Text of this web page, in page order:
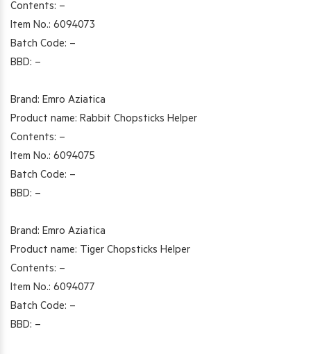
Contents: –
Item No.: 6094073
Batch Code: –
BBD: –
Brand: Emro Aziatica
Product name: Rabbit Chopsticks Helper
Contents: –
Item No.: 6094075
Batch Code: –
BBD: –
Brand: Emro Aziatica
Product name: Tiger Chopsticks Helper
Contents: –
Item No.: 6094077
Batch Code: –
BBD: –